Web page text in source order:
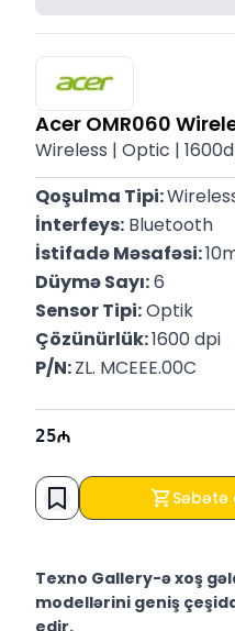
Acer OMR060
Wireless | Optic |
Qoşulma Tipi:
İnterfeys: Bluetooth
İstifadə Məsafəsi:
Düymə Sayı: 6
Sensor Tipi: Optik
Çözünürlük: 1600 dpi
P/N: ZL. MCEEE.00C
25
Səbətə
Texno Gallery-ə xoş
modellərini geniş
edir.